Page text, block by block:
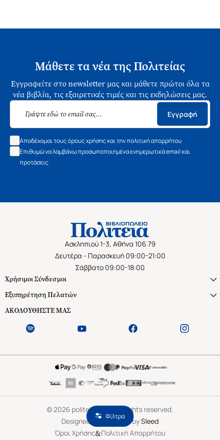
Φίλτρα
Μάθετε τα νέα της Πολιτείας
Εγγραφείτε στο newsletter μας και μάθετε πρώτοι όλα τα
νέα βιβλία, τις εξαιρετικές τιμές και τις εκδηλώσεις μας.
Εγγραφή
Αποδέχομαι τους όρους χρήσης και την πολιτική απορρήτου
Επιθυμώ να λαμβάνω προσωποποιημένα ενημερωτικά email και
προτάσεις
Ασκληπιού 1-3, Αθήνα 106 79
Δευτέρα - Παρασκευή 09:00-21:00
Σάββατο 09:00-18:00
Χρήσιμοι Σύνδεσμοι
Εξυπηρέτηση Πελατών
ΑΚΟΛΟΥΘΗΣΤΕ ΜΑΣ
©2026 politeianet.gr All rights reserved.
Designed & Developed bySleed
Όροι Χρήσης&Πολιτική Απορρήτου